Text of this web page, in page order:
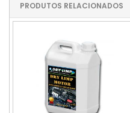
PRODUTOS RELACIONADOS